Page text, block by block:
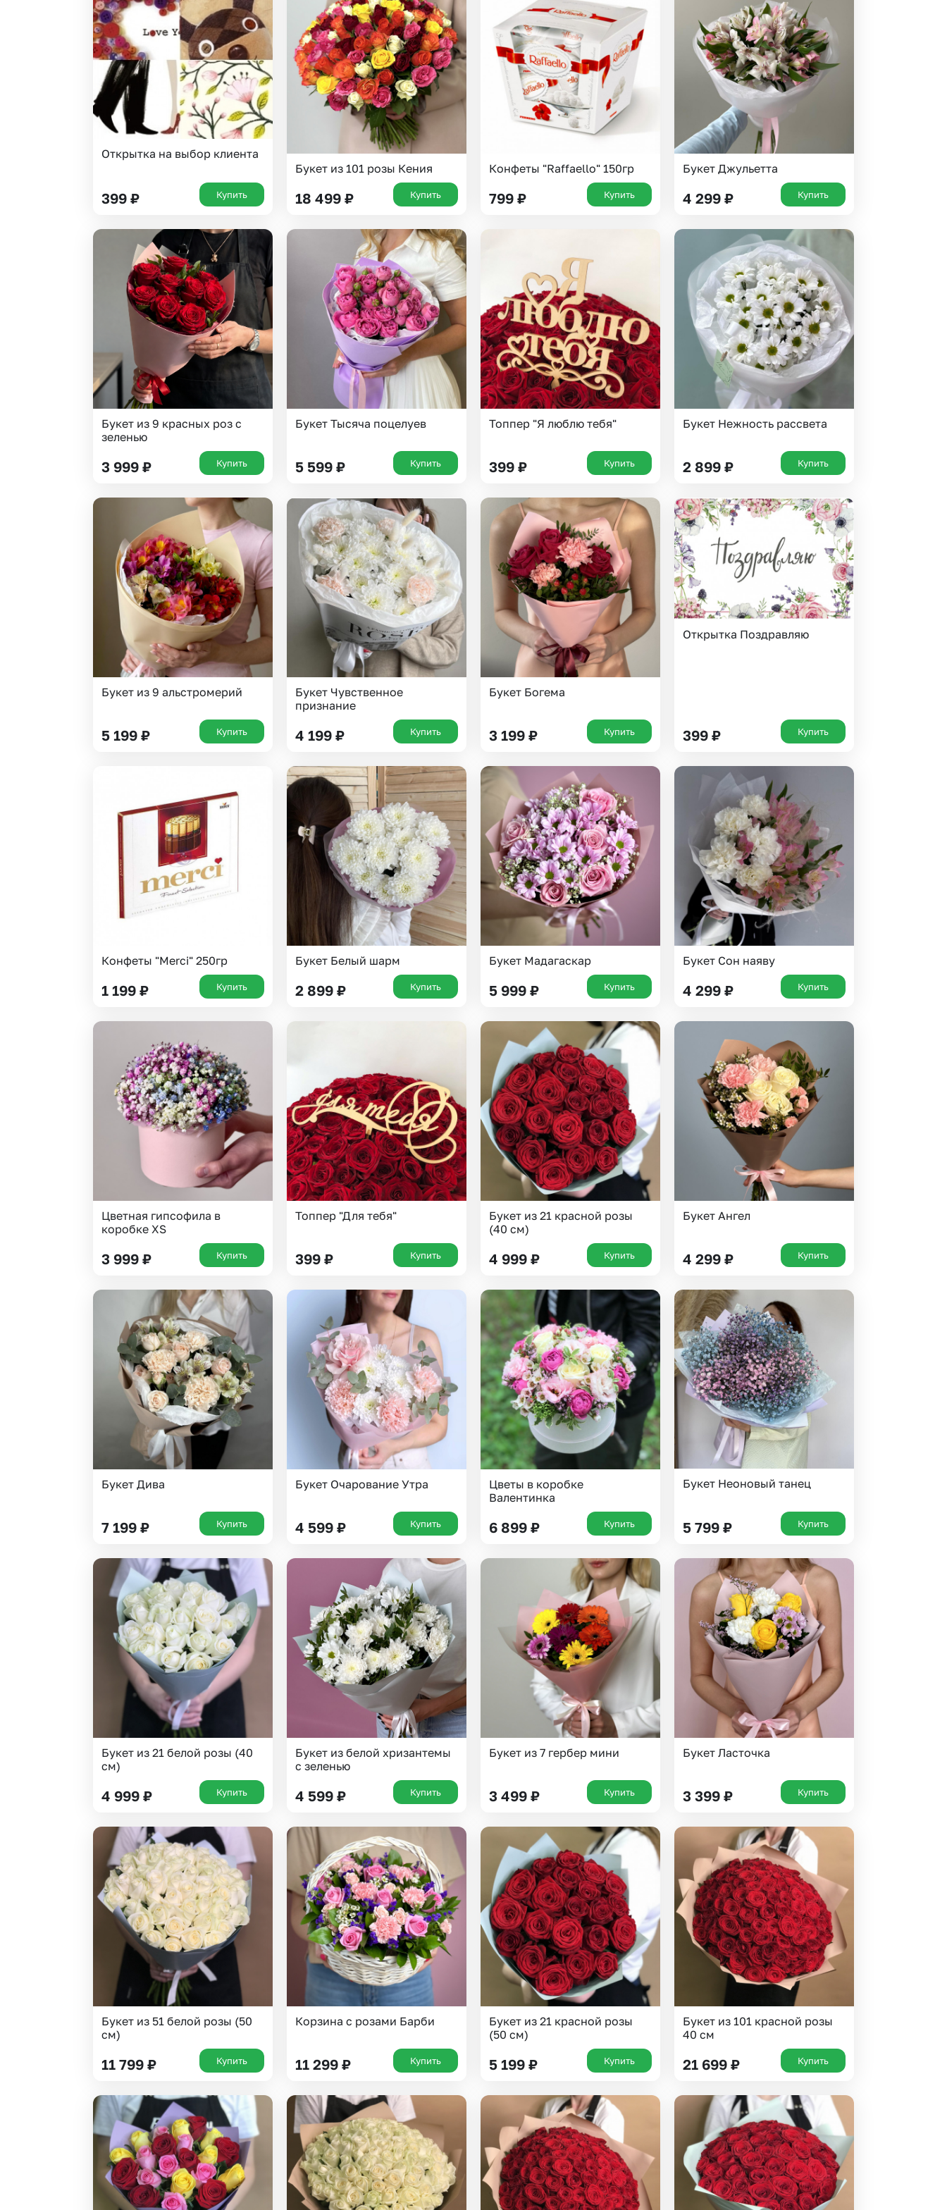
Гвоздики
Георгины
Гипсофила
Гортензии
Ирисы
Каллы
Статица
Суккуленты
Тюльпаны
Фрезия
Эустома
Insta букеты
Хиты продаж
Новинки
До 10000 рублей
Черная пятница
Все категории
Выберите город доставки
Или выберите из популярных
Санкт-Петербург
Нижний Новгород
Самара
Челябинск
Екатеринбург
Новосибирск
Омск
Волгоград
Воронеж
Открытка на выбор клиента
399 ₽ Купить
Букет из 101 розы Кения
18 499 ₽ Купить
Конфеты "Raffaello" 150гр
799 ₽ Купить
Букет Джульетта
4 299 ₽ Купить
Букет из 9 красных роз с
зеленью
3 999 ₽ Купить
Букет Тысяча поцелуев
5 599 ₽ Купить
Топпер "Я люблю тебя"
399 ₽ Купить
Букет Нежность рассвета
2 899 ₽ Купить
Букет из 9 альстромерий
5 199 ₽ Купить
Букет Чувственное
признание
4 199 ₽ Купить
Букет Богема
3 199 ₽ Купить
Открытка Поздравляю
399 ₽ Купить
Конфеты "Merci" 250гр
1 199 ₽ Купить
Букет Белый шарм
2 899 ₽ Купить
Букет Мадагаскар
5 999 ₽ Купить
Букет Сон наяву
4 299 ₽ Купить
Цветная гипсофила в
коробке XS
3 999 ₽ Купить
Топпер "Для тебя"
399 ₽ Купить
Букет из 21 красной розы
(40 см)
4 999 ₽ Купить
Букет Ангел
4 299 ₽ Купить
Букет Дива
7 199 ₽ Купить
Букет Очарование Утра
4 599 ₽ Купить
Цветы в коробке
Валентинка
6 899 ₽ Купить
Букет Неоновый танец
5 799 ₽ Купить
Букет из 21 белой розы (40
см)
4 999 ₽ Купить
Букет из белой хризантемы
с зеленью
4 599 ₽ Купить
Букет из 7 гербер мини
3 499 ₽ Купить
Букет Ласточка
3 399 ₽ Купить
Букет из 51 белой розы (50
см)
11 799 ₽ Купить
Корзина с розами Барби
11 299 ₽ Купить
Букет из 21 красной розы
(50 см)
5 199 ₽ Купить
Букет из 101 красной розы
40 см
21 699 ₽ Купить